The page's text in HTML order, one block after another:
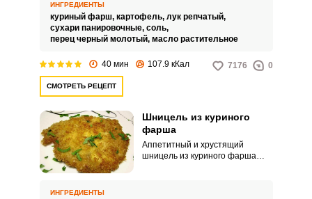
приятно удивят ваших
домашних.
ИНГРЕДИЕНТЫ
куриный фарш, картофель, лук репчатый,
сухари панировочные, соль,
перец черный молотый, масло растительное
40 мин 107.9 кКал 7176 0
СМОТРЕТЬ РЕЦЕПТ
Шницель из куриного
фарша
Аппетитный и хрустящий
шницель из куриного фарша
ИНГРЕДИЕНТЫ